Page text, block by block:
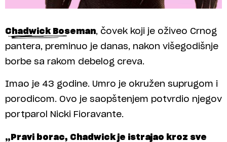
Chadwick Boseman, čovek koji je oživeo Crnog
pantera, preminuo je danas, nakon višegodišnje
borbe sa rakom debelog creva.
Imao je 43 godine. Umro je okružen suprugom i
porodicom. Ovo je saopštenjem potvrdio njegov
portparol Nicki Fioravante.
„Pravi borac, Chadwick je istrajao kroz sve